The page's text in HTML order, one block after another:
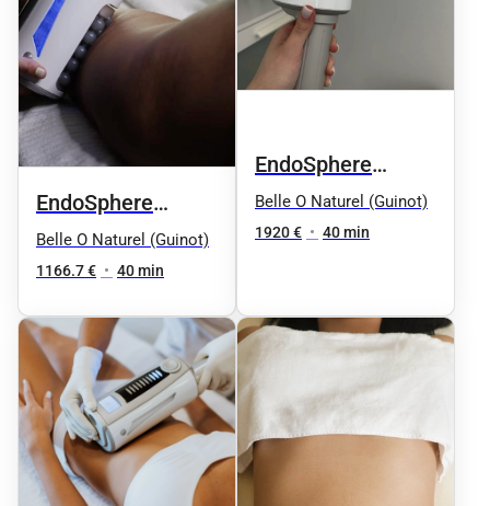
EndoSphere
Therapy - 12
séances + soins
Compression par
vibrations bas ou
haut du corps 35
min
Belle O Naturel (Guinot)
1166.7 € • 40 min
EndoSphere
Therapy - 24
séances :
haut du corps 35
min
Belle O Naturel (Guinot)
1920 € • 40 min